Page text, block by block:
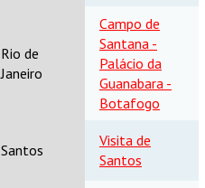
Rio de
Janeiro
Campo de
Santana -
Palácio da
Guanabara -
Botafogo
Santos
Visita de
Santos